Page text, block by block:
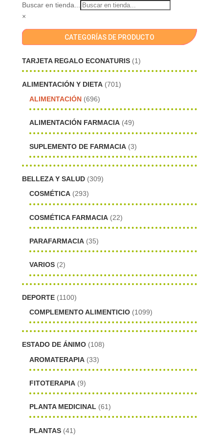
Buscar en tienda...
×
CATEGORÍAS DE PRODUCTO
TARJETA REGALO ECONATURIS (1)
ALIMENTACIÓN Y DIETA (701)
ALIMENTACIÓN (696)
ALIMENTACIÓN FARMACIA (49)
SUPLEMENTO DE FARMACIA (3)
BELLEZA Y SALUD (309)
COSMÉTICA (293)
COSMÉTICA FARMACIA (22)
PARAFARMACIA (35)
VARIOS (2)
DEPORTE (1100)
COMPLEMENTO ALIMENTICIO (1099)
ESTADO DE ÁNIMO (108)
AROMATERAPIA (33)
FITOTERAPIA (9)
PLANTA MEDICINAL (61)
PLANTAS (41)